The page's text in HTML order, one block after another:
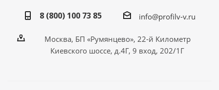
8 (800) 100 73 85
info@profilv-v.ru
Москва, БП «Румянцево», 22-й Километр
Киевского шоссе, д.4Г, 9 вход, 202/1Г